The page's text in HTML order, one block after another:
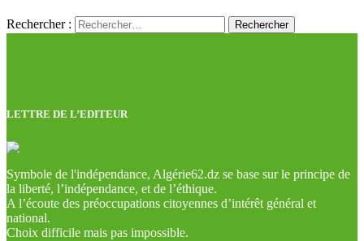
Rechercher :
LETTRE DE L’EDITEUR
Symbole de l'indépendance, Algérie62.dz se base sur le principe de
la liberté, l’indépendance, et de l’éthique.
A l’écoute des préoccupations citoyennes d’intérêt général et
national.
Choix difficile mais pas impossible.